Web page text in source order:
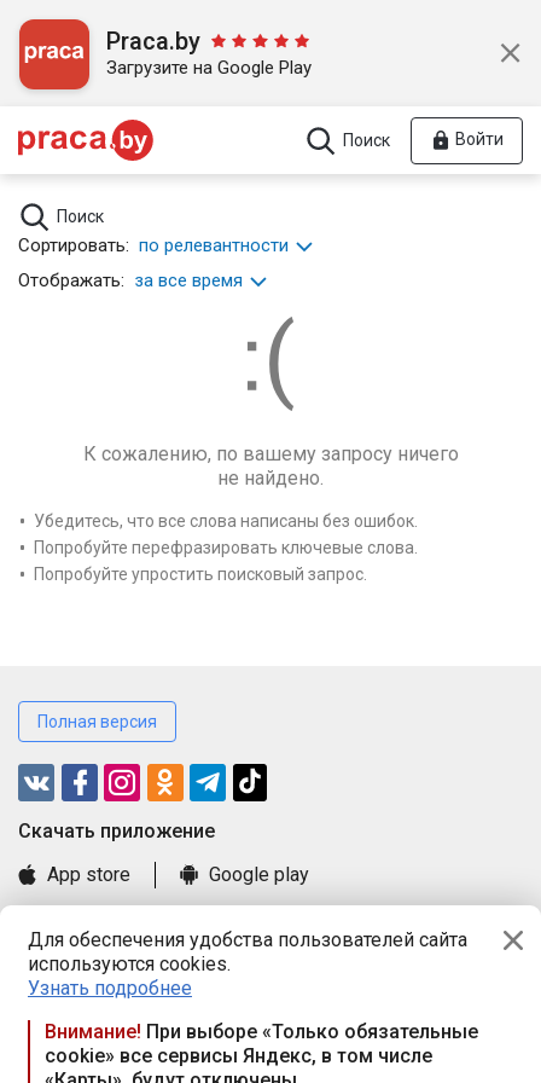
Для обеспечения удобства пользователей сайта
используются cookies.
Узнать подробнее
Внимание! При выборе «Только обязательные
cookie» все сервисы Яндекс, в том числе
Praca.by
Загрузите на Google Play
Поиск Войти
Поиск
Сортировать: по релевантности
Отображать: за все время
К сожалению, по вашему запросу ничего
не найдено.
Убедитесь, что все слова написаны без ошибок.
Попробуйте перефразировать ключевые слова.
Попробуйте упростить поисковый запрос.
Полная версия
Cкачать приложение
App store
Google play
Книга замечаний и предложений
Правила и документы
Praca.by © 2000—2026, ООО «ПРАЦА БАЙ»
Республика Беларусь, 220114, г. Минск, пр-т Независимости
117а, пом. № 9.